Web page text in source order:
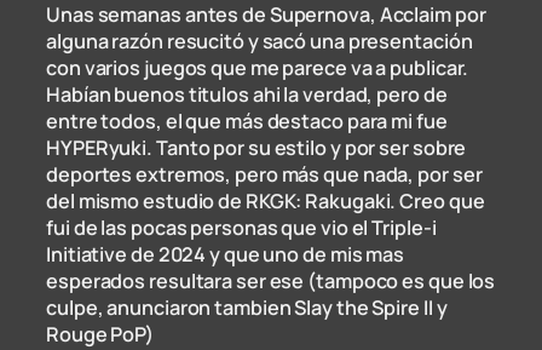
Unas semanas antes de Supernova, Acclaim por
alguna razón resucitó y sacó una presentación
con varios juegos que me parece va a publicar.
Habían buenos titulos ahi la verdad, pero de
entre todos, el que más destaco para mi fue
HYPERyuki. Tanto por su estilo y por ser sobre
deportes extremos, pero más que nada, por ser
del mismo estudio de RKGK: Rakugaki. Creo que
fui de las pocas personas que vio el Triple-i
Initiative de 2024 y que uno de mis mas
esperados resultara ser ese (tampoco es que los
culpe, anunciaron tambien Slay the Spire II y
Rouge PoP)